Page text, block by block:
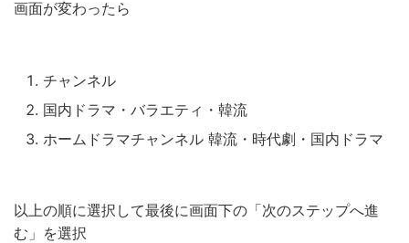
画面が変わったら
チャンネル
国内ドラマ・バラエティ・韓流
ホームドラマチャンネル 韓流・時代劇・国内ドラマ
以上の順に選択して最後に画面下の「次のステップへ進
む」を選択